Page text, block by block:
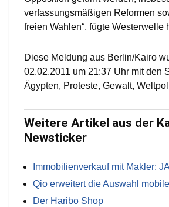
verfassungsmäßigen Reformen
freien Wahlen“, fügte Westerwelle
Diese Meldung aus Berlin/Kairo
02.02.2011 um 21:37 Uhr mit den
Ägypten, Proteste, Gewalt,
Weitere Artikel aus der
Newsticker
Immobilienverkauf mit Makler:
Qio erweitert die Auswahl
Der Haribo Shop